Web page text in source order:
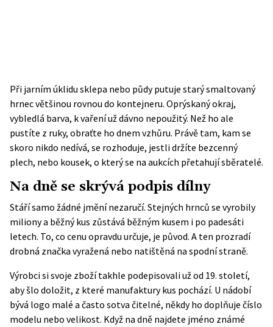
Při jarním úklidu sklepa nebo půdy putuje starý smaltovaný
hrnec většinou rovnou do kontejneru. Oprýskaný okraj,
vybledlá barva, k vaření už dávno nepoužitý. Než ho ale
pustíte z ruky, obraťte ho dnem vzhůru. Právě tam, kam se
skoro nikdo nedívá, se rozhoduje, jestli držíte bezcenný
plech, nebo kousek, o který se na aukcích přetahují sběratelé.
Na dně se skrývá podpis dílny
Stáří samo žádné jmění nezaručí. Stejných hrnců se vyrobily
miliony a běžný kus zůstává běžným kusem i po padesáti
letech. To, co cenu opravdu určuje, je původ. A ten prozradí
drobná značka vyražená nebo natištěná na spodní straně.
Výrobci si svoje zboží takhle podepisovali už od 19. století,
aby šlo doložit, z které manufaktury kus pochází. U nádobí
bývá logo malé a často sotva čitelné, někdy ho doplňuje číslo
modelu nebo velikost. Když na dně najdete jméno známé